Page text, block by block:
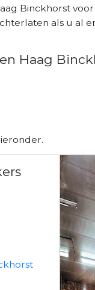
Binckhorst
als u al
Haag